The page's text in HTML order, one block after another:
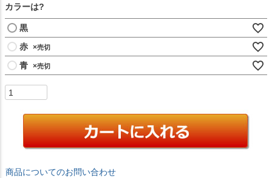
カラーは?
黒
赤 ×
青 ×
商品についてのお問い合わせ